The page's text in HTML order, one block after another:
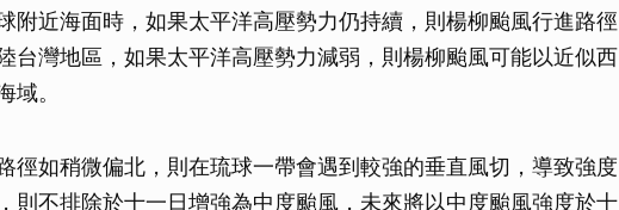
附近海面時，如果太平洋高壓勢力仍持續，則楊柳颱風行進路徑
台灣地區，如果太平洋高壓勢力減弱，則楊柳颱風可能以近似西
域。
徑如稍微偏北，則在琉球一帶會遇到較強的垂直風切，導致強度
則不排除於十一日增強為中度颱風，未來將以中度颱風強度於十